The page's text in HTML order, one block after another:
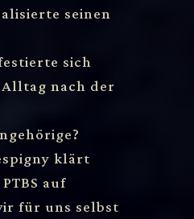
seinen
sich
nach der
klärt
auf
für uns selbst